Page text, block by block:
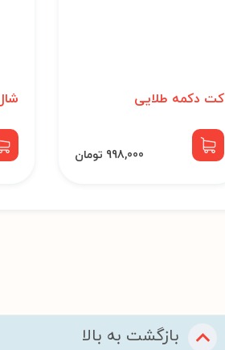
کت دکمه طلایی
998,000 تومان
بازگشت به بالا